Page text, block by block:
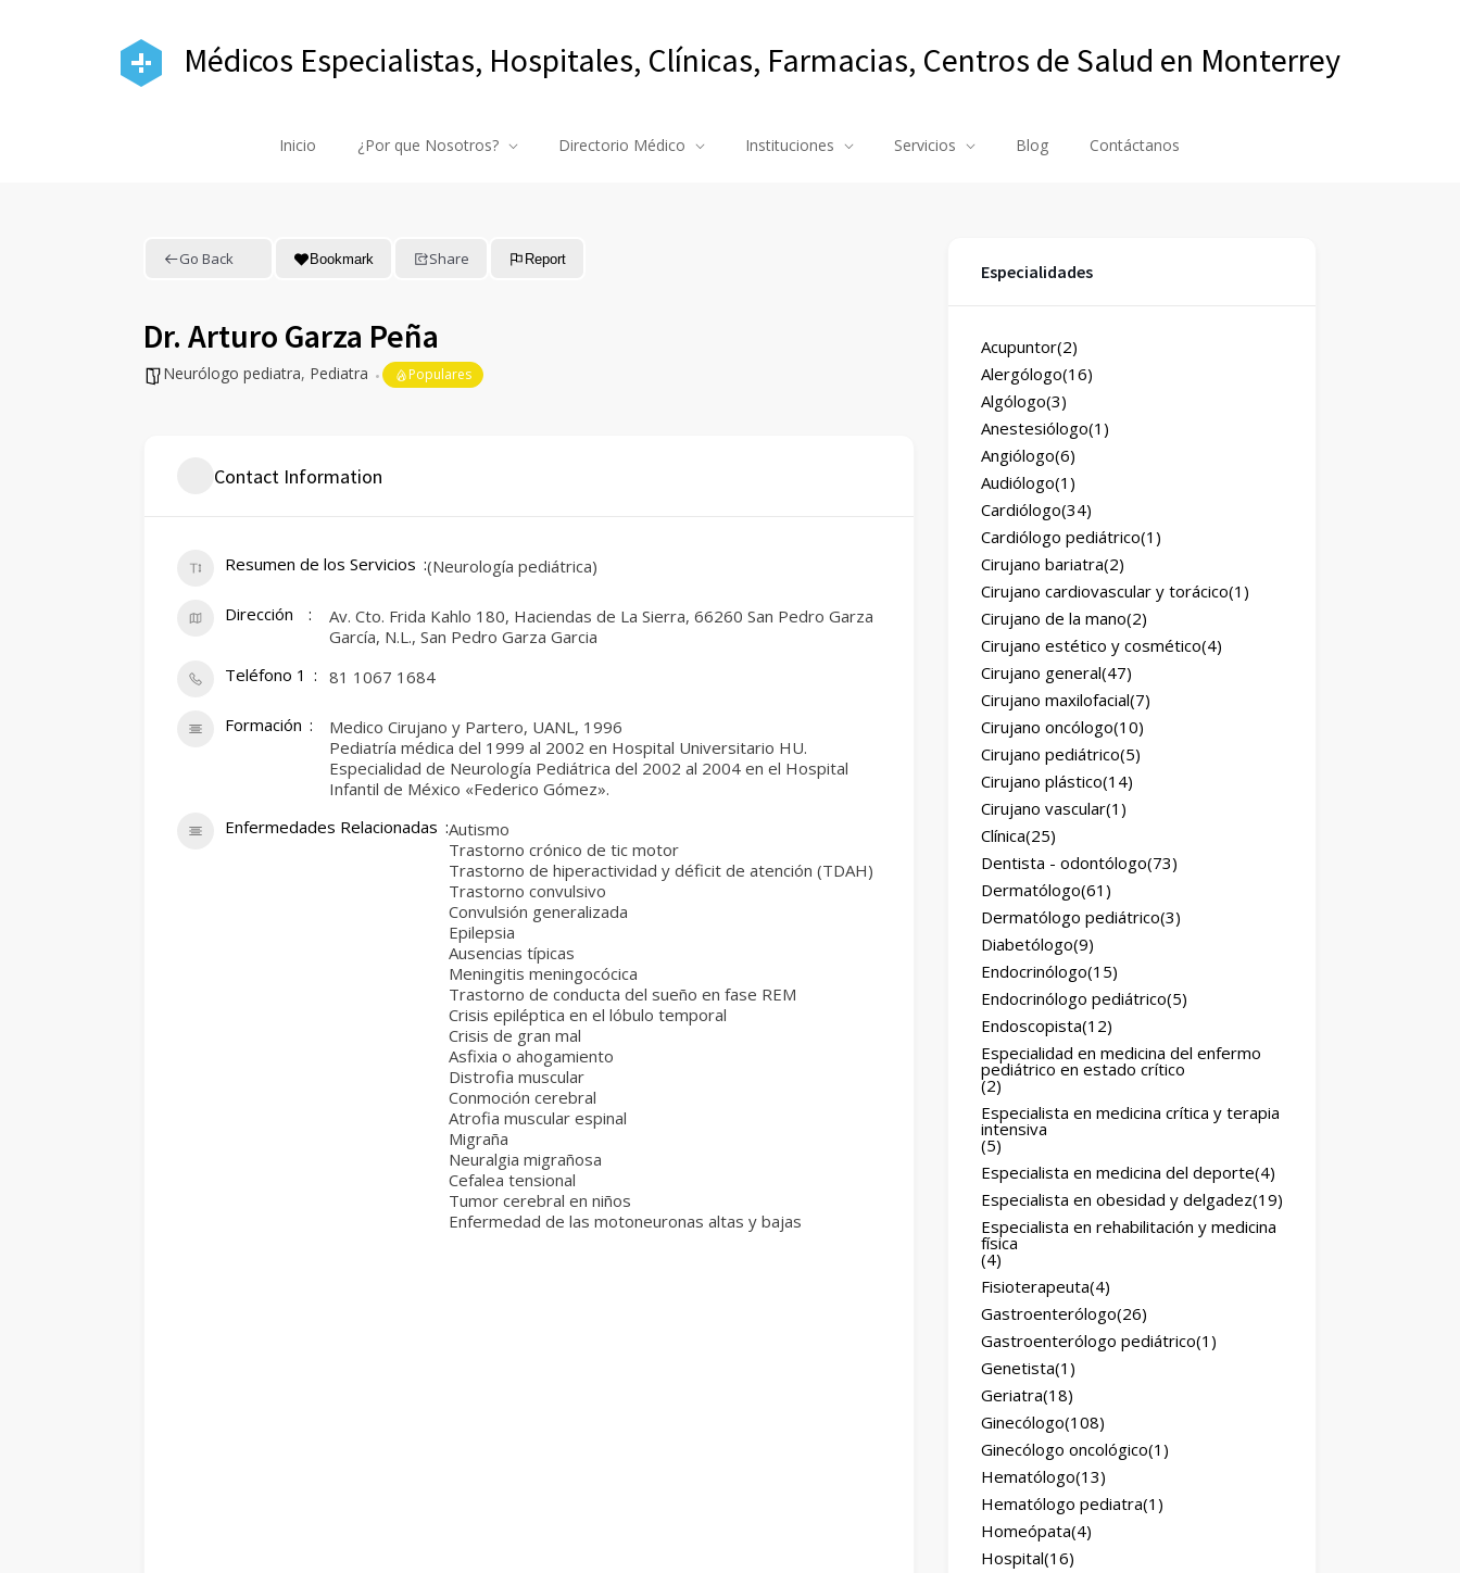
Médicos Especialistas, Hospitales, Clínicas, Farmacias, Centros de Salud en Monterrey
Inicio ¿Por que Nosotros? Directorio Médico Instituciones Servicios Blog Contáctanos
Go Back Bookmark Share Report
Dr. Arturo Garza Peña
Neurólogo pediatra, Pediatra Populares
Contact Information
Resumen de los Servicios (Neurología pediátrica)
Dirección
Av. Cto. Frida Kahlo 180, Haciendas de La Sierra, 66260 San Pedro Garza
García, N.L., San Pedro Garza Garcia
Teléfono 1
81 1067 1684
Formación
Medico Cirujano y Partero, UANL, 1996
Pediatría médica del 1999 al 2002 en Hospital Universitario HU.
Especialidad de Neurología Pediátrica del 2002 al 2004 en el Hospital
Infantil de México «Federico Gómez».
Enfermedades Relacionadas Autismo
Trastorno crónico de tic motor
Trastorno de hiperactividad y déficit de atención (TDAH)
Trastorno convulsivo
Convulsión generalizada
Epilepsia
Ausencias típicas
Meningitis meningocócica
Trastorno de conducta del sueño en fase REM
Crisis epiléptica en el lóbulo temporal
Crisis de gran mal
Asfixia o ahogamiento
Distrofia muscular
Conmoción cerebral
Atrofia muscular espinal
Migraña
Neuralgia migrañosa
Cefalea tensional
Tumor cerebral en niños
Enfermedad de las motoneuronas altas y bajas
Especialidades
Acupuntor(2)
Alergólogo(16)
Algólogo(3)
Anestesiólogo(1)
Angiólogo(6)
Audiólogo(1)
Cardiólogo(34)
Cardiólogo pediátrico(1)
Cirujano bariatra(2)
Cirujano cardiovascular y torácico(1)
Cirujano de la mano(2)
Cirujano estético y cosmético(4)
Cirujano general(47)
Cirujano maxilofacial(7)
Cirujano oncólogo(10)
Cirujano pediátrico(5)
Cirujano plástico(14)
Cirujano vascular(1)
Clínica(25)
Dentista - odontólogo(73)
Dermatólogo(61)
Dermatólogo pediátrico(3)
Diabetólogo(9)
Endocrinólogo(15)
Endocrinólogo pediátrico(5)
Endoscopista(12)
Especialidad en medicina del enfermo
pediátrico en estado crítico
(2)
Especialista en medicina crítica y terapia
intensiva
(5)
Especialista en medicina del deporte(4)
Especialista en obesidad y delgadez(19)
Especialista en rehabilitación y medicina
física
(4)
Fisioterapeuta(4)
Gastroenterólogo(26)
Gastroenterólogo pediátrico(1)
Genetista(1)
Geriatra(18)
Ginecólogo(108)
Ginecólogo oncológico(1)
Hematólogo(13)
Hematólogo pediatra(1)
Homeópata(4)
Hospital(16)